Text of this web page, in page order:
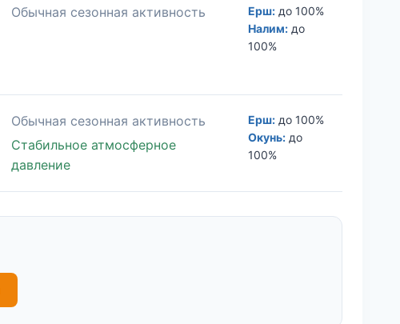
Обычная сезонная активность Ерш: до 100%
Налим: до
100%
Обычная сезонная активность
Стабильное атмосферное
давление
Ерш: до 100%
Окунь: до
100%